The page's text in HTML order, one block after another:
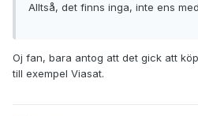
Alltså, det finns inga, inte ens
Oj fan, bara antog att det gick att
till exempel Viasat.